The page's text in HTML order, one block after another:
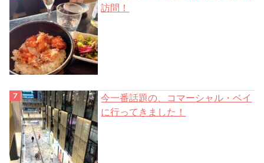
訪問！
今一番話題の、コマーシャル・ベイ
に行ってきました！